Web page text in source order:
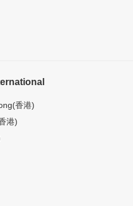
香港)
港)